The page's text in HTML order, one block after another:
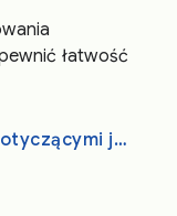
łatwość
Zapoznaj się ze wskazówkami dotyczącymi jakości aplikacji na Androida XR